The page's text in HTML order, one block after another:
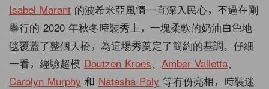
Isabel Marant 的波希米亞風情一直深入民心，不過在剛
舉行的 2020 年秋冬時裝秀上，一塊柔軟的奶油白色地
毯覆蓋了整個天橋，為這場秀奠定了簡約的基調。仔細
一看，經驗超模 Doutzen Kroes、 Amber Valletta、
Carolyn Murphy 和 Natasha Poly 等有份亮相，時裝迷